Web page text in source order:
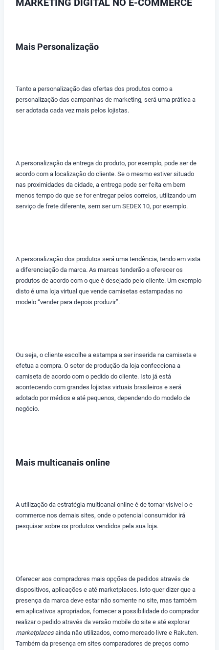
MARKETING DIGITAL NO E-COMMERCE
Mais Personalização
Tanto a personalização das ofertas dos produtos como a
personalização das campanhas de marketing, será uma prática a
ser adotada cada vez mais pelos lojistas.
A personalização da entrega do produto, por exemplo, pode ser de
acordo com a localização do cliente. Se o mesmo estiver situado
nas proximidades da cidade, a entrega pode ser feita em bem
menos tempo do que se for entregar pelos correios, utilizando um
serviço de frete diferente, sem ser um SEDEX 10, por exemplo.
A personalização dos produtos será uma tendência, tendo em vista
a diferenciação da marca. As marcas tenderão a oferecer os
produtos de acordo com o que é desejado pelo cliente. Um exemplo
disto é uma loja virtual que vende camisetas estampadas no
modelo “vender para depois produzir”.
Ou seja, o cliente escolhe a estampa a ser inserida na camiseta e
efetua a compra. O setor de produção da loja confecciona a
camiseta de acordo com o pedido do cliente. Isto já está
acontecendo com grandes lojistas virtuais brasileiros e será
adotado por médios e até pequenos, dependendo do modelo de
negócio.
Mais multicanais online
A utilização da estratégia multicanal online é de tornar visível o e-
commerce nos demais sites, onde o potencial consumidor irá
pesquisar sobre os produtos vendidos pela sua loja.
Oferecer aos compradores mais opções de pedidos através de
dispositivos, aplicações e até marketplaces. Isto quer dizer que a
presença da marca deve estar não somente no site, mas também
em aplicativos apropriados, fornecer a possibilidade do comprador
realizar o pedido através da versão mobile do site e até explorar
marketplacesainda não utilizados, como mercado livre e Rakuten.
Também da presença em sites comparadores de preços como